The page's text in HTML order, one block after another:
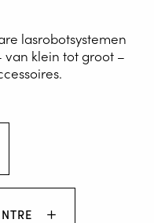
lasrobotsystemen
klein tot groot –